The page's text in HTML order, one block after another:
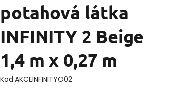
potahová látka
INFINITY 2 Beige
1,4 m x 0,27 m
Kod:AKCEINFINITYO02